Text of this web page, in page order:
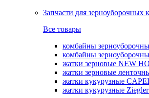
Запчасти для зерноуборочных
Все товары
комбайны
комбайны
жатки зерновые NEW
жатки зерновые
жатки кукурузные
жатки кукурузные